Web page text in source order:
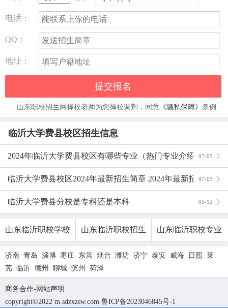
电话：
QQ：
地址：
提交报名
山东职校招生网择校老师为您择校调剂，同意 《隐私保障》 条例
临沂大学费县校区招生信息
2024年临沂大学费县校区有哪些专业（热门专业介绍）07-05
临沂大学费县校区2024年最新招生简章 2024年最新招生
计划
07-05
临沂大学费县分校是专科还是本科 05-12
山东临沂职校学校 山东临沂职校招生 山东临沂职校专业
济南 青岛 淄博 枣庄 东营 烟台 潍坊 济宁 泰安 威海 日照 莱
芜 临沂 德州 聊城 滨州 荷泽
商务合作-网站声明
copyright©2022 m.sdzxzsw.com 鲁ICP备2023046845号-1